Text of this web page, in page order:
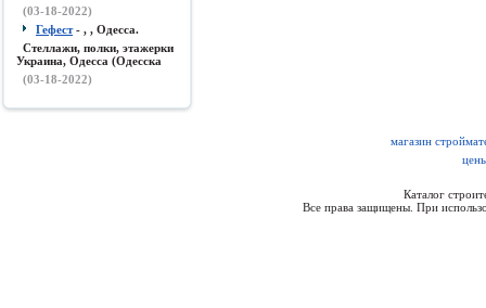
(03-18-2022)
Гефест- , , Одесса.
Стеллажи, полки, этажерки
Украина, Одесса (Одесска
(03-18-2022)
магазин
Каталог
Все права защищены. При